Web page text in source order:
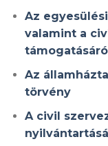
Az
valamint a
Az
törvény
A civil